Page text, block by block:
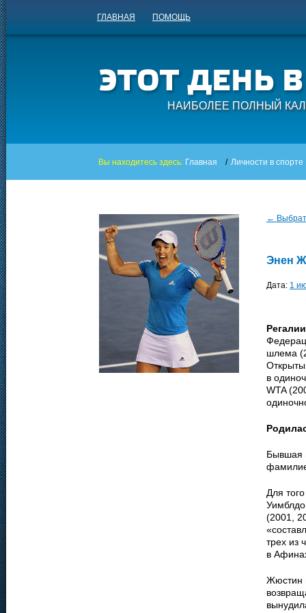
ГЛАВНАЯ ПОМОЩЬ
НАИБОЛЕЕ ПОЛНЫЙ
Вы находитесь здесь: Главная / Личности в спорте
←
Энен
Дата: 1
шлема
в
WTA
Бывшая
Для
(2001,
трех из
в
Жюстин